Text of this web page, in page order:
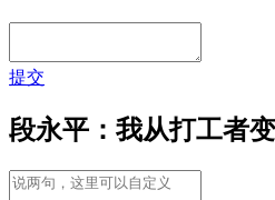
提交
段永平：我从打工者